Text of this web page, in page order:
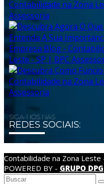
SIGA-NOS NAS
REDES SOCIAIS:
Contabilidade na Zona Leste
POWERED BY - GRUPO DPG